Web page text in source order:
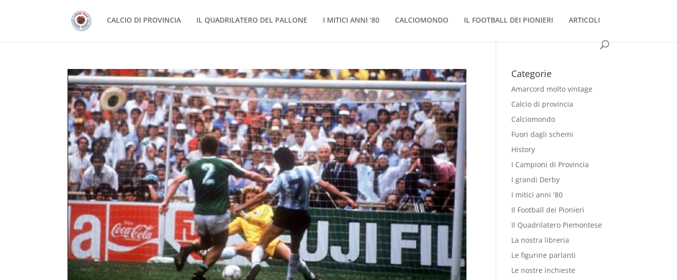
CALCIO DI PROVINCIA IL QUADRILATERO DEL PALLONE I MITICI ANNI ’80 CALCIOMONDO IL FOOTBALL DEI PIONIERI ARTICOLI
Categorie
Amarcord molto vintage
Calcio di provincia
Calciomondo
Fuori dagli schemi
History
I Campioni di Provincia
I grandi Derby
I mitici anni '80
Il Football dei Pionieri
Il Quadrilatero Piemontese
La nostra libreria
Le figurine parlanti
Le nostre inchieste